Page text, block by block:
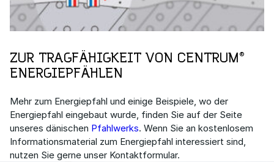
ZUR TRAGFÄHIGKEIT VON CENTRUM®
ENERGIEPFÄHLEN
Mehr zum Energiepfahl und einige Beispiele, wo der
Energiepfahl eingebaut wurde, finden Sie auf der Seite
unseres dänischen Pfahlwerks. Wenn Sie an kostenlosem
Informationsmaterial zum Energiepfahl interessiert sind,
nutzen Sie gerne unser Kontaktformular.